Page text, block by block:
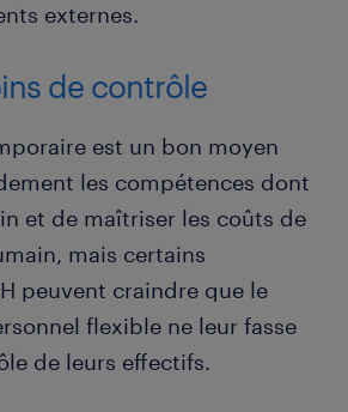
externes.
de contrôle
est un bon moyen
les compétences dont
et de maîtriser les coûts de
mais certains
peuvent craindre que le
flexible ne leur fasse
de leurs effectifs.